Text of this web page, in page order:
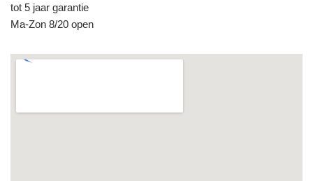
tot 5 jaar garantie
Ma-Zon 8/20 open